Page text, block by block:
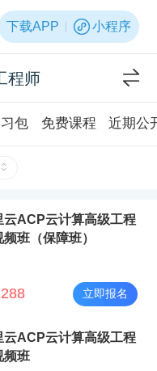
下载APP 小程序
程师
包 免费课程 近期公
云ACP云计算高级工程
频班（保障班）
立即报名
云ACP云计算高级工程
频班